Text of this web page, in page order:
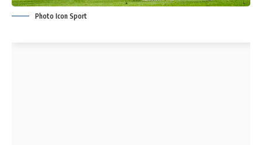
Photo Icon Sport